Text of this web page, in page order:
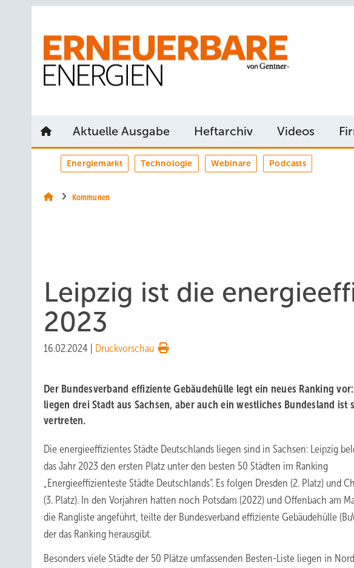
Aktuelle Ausgabe Heftarchiv Videos
Energiemarkt Technologie Webinare Podcasts
Kommunen
Leipzig ist die
2023
16.02.2024 Druckvorschau
Der Bundesverband effiziente Gebäudehülle legt ein neues Ranking
liegen drei Stadt aus Sachsen, aber auch ein westliches Bundesland ist
vertreten.
Die energieeffizientes Städte Deutschlands liegen sind in Sachsen: Leipzig
das Jahr 2023 den ersten Platz unter den besten 50 Städten im Ranking
„Energieeffizienteste Städte Deutschlands“. Es folgen Dresden (2. Platz) und
(3. Platz). In den Vorjahren hatten noch Potsdam (2022) und Offenbach am
die Rangliste angeführt, teilte der Bundesverband effiziente Gebäudehülle
der das Ranking herausgibt.
Besonders viele Städte der 50 Plätze umfassenden Besten-Liste liegen in